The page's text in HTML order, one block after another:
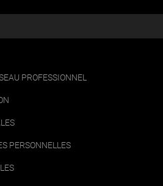
PROFESSIONNEL
PERSONNELLES